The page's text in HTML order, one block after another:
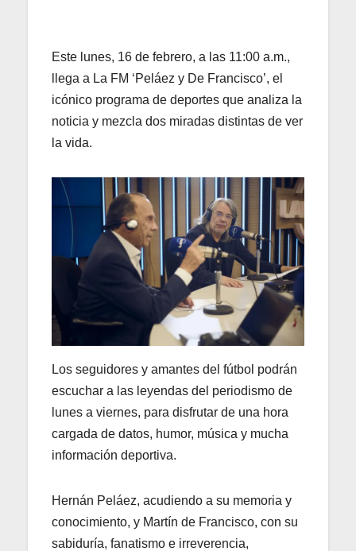
Este lunes, 16 de febrero, a las 11:00 a.m.,
llega a La FM ‘Peláez y De Francisco’, el
icónico programa de deportes que analiza la
noticia y mezcla dos miradas distintas de ver
la vida.
Los seguidores y amantes del fútbol podrán
escuchar a las leyendas del periodismo de
lunes a viernes, para disfrutar de una hora
cargada de datos, humor, música y mucha
información deportiva.
Hernán Peláez, acudiendo a su memoria y
conocimiento, y Martín de Francisco, con su
sabiduría, fanatismo e irreverencia,